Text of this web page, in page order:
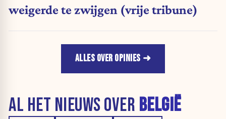
weigerde te zwijgen (vrije tribune)
ALLES OVER OPINIES
AL HET NIEUWS OVER BELGIË